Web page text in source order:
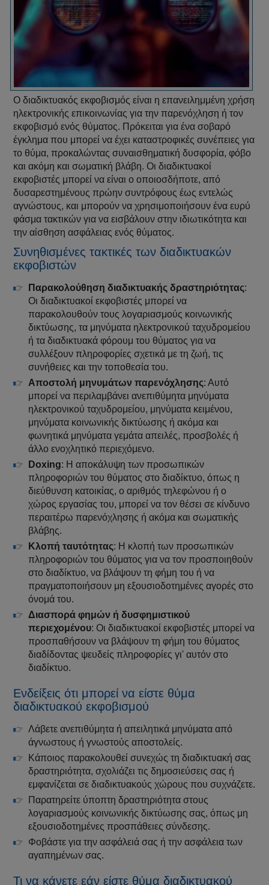
Ο διαδικτυακός εκφοβισμός είναι η επανειλημμένη χρήση
ηλεκτρονικής επικοινωνίας για την παρενόχληση ή τον
εκφοβισμό ενός θύματος. Πρόκειται για ένα σοβαρό
έγκλημα που μπορεί να έχει καταστροφικές συνέπειες για
το θύμα, προκαλώντας συναισθηματική δυσφορία, φόβο
και ακόμη και σωματική βλάβη. Οι διαδικτυακοί
εκφοβιστές μπορεί να είναι ο οποιοσδήποτε, από
δυσαρεστημένους πρώην συντρόφους έως εντελώς
αγνώστους, και μπορούν να χρησιμοποιήσουν ένα ευρύ
φάσμα τακτικών για να εισβάλουν στην ιδιωτικότητα και
την αίσθηση ασφάλειας ενός θύματος.
Συνηθισμένες τακτικές των διαδικτυακών
εκφοβιστών
Παρακολούθηση διαδικτυακής δραστηριότητας:
Οι διαδικτυακοί εκφοβιστές μπορεί να
παρακολουθούν τους λογαριασμούς κοινωνικής
δικτύωσης, τα μηνύματα ηλεκτρονικού ταχυδρομείου
ή τα διαδικτυακά φόρουμ του θύματος για να
συλλέξουν πληροφορίες σχετικά με τη ζωή, τις
συνήθειες και την τοποθεσία του.
Αποστολή μηνυμάτων παρενόχλησης: Αυτό
μπορεί να περιλαμβάνει ανεπιθύμητα μηνύματα
ηλεκτρονικού ταχυδρομείου, μηνύματα κειμένου,
μηνύματα κοινωνικής δικτύωσης ή ακόμα και
φωνητικά μηνύματα γεμάτα απειλές, προσβολές ή
άλλο ενοχλητικό περιεχόμενο.
Doxing: Η αποκάλυψη των προσωπικών
πληροφοριών του θύματος στο διαδίκτυο, όπως η
διεύθυνση κατοικίας, ο αριθμός τηλεφώνου ή ο
χώρος εργασίας του, μπορεί να τον θέσει σε κίνδυνο
περαιτέρω παρενόχλησης ή ακόμα και σωματικής
βλάβης.
Κλοπή ταυτότητας: Η κλοπή των προσωπικών
πληροφοριών του θύματος για να τον προσποιηθούν
στο διαδίκτυο, να βλάψουν τη φήμη του ή να
πραγματοποιήσουν μη εξουσιοδοτημένες αγορές στο
όνομά του.
Διασπορά φημών ή δυσφημιστικού
περιεχομένου: Οι διαδικτυακοί εκφοβιστές μπορεί να
προσπαθήσουν να βλάψουν τη φήμη του θύματος
διαδίδοντας ψευδείς πληροφορίες γι' αυτόν στο
διαδίκτυο.
Ενδείξεις ότι μπορεί να είστε θύμα
διαδικτυακού εκφοβισμού
Λάβετε ανεπιθύμητα ή απειλητικά μηνύματα από
άγνωστους ή γνωστούς αποστολείς.
Κάποιος παρακολουθεί συνεχώς τη διαδικτυακή σας
δραστηριότητα, σχολιάζει τις δημοσιεύσεις σας ή
εμφανίζεται σε διαδικτυακούς χώρους που συχνάζετε.
Παρατηρείτε ύποπτη δραστηριότητα στους
λογαριασμούς κοινωνικής δικτύωσης σας, όπως μη
εξουσιοδοτημένες προσπάθειες σύνδεσης.
Φοβάστε για την ασφάλειά σας ή την ασφάλεια των
αγαπημένων σας.
Τι να κάνετε εάν είστε θύμα διαδικτυακού